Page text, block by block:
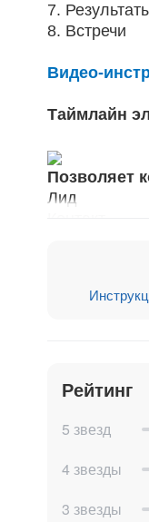
7.
8. Встречи
Видео-
Таймлайн
Позволяет
Лид
Лид
Компания
Смарт-
Рейтинг
5 звезд
4 звезды
3 звезды